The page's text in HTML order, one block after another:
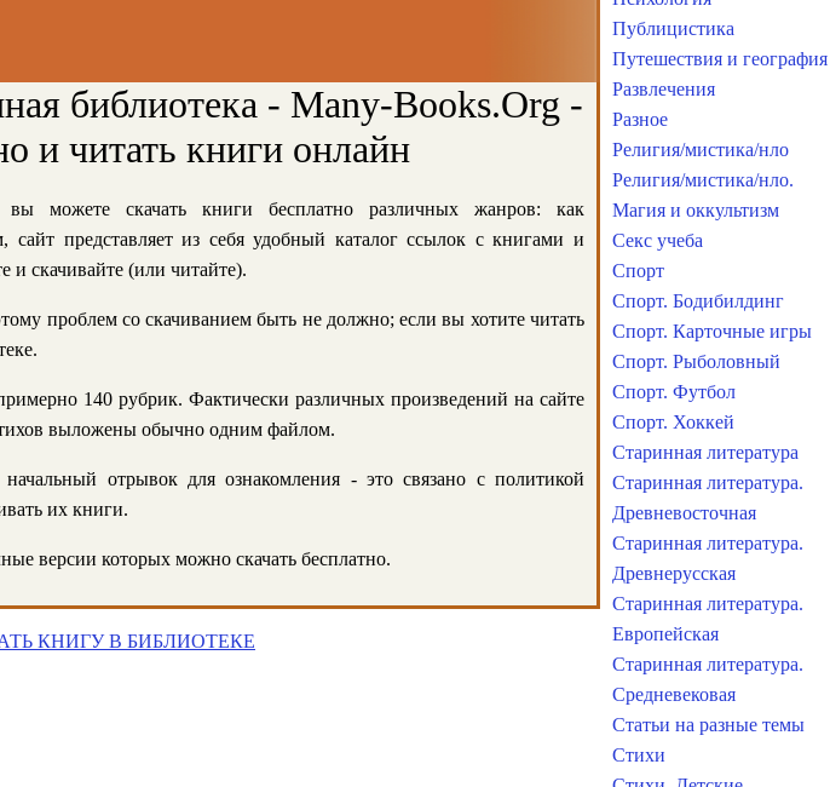
библиотека - Many-Books.Org -
и читать книги онлайн
можете скачать книги бесплатно различных жанров: как
представляет из себя удобный каталог ссылок с книгами и
и скачивайте (или читайте).
проблем со скачиванием быть не должно; если вы хотите читать
140 рубрик. Фактически различных произведений на сайте
выложены обычно одним файлом.
отрывок для ознакомления - это связано с политикой
их книги.
версии которых можно скачать бесплатно.
КНИГУ В БИБЛИОТЕКЕ
Публицистика
Путешествия и география
Развлечения
Разное
Религия/мистика/нло
Религия/мистика/нло.
Магия и оккультизм
Секс учеба
Спорт
Спорт. Бодибилдинг
Спорт. Карточные игры
Спорт. Рыболовный
Спорт. Футбол
Спорт. Хоккей
Старинная литература
Старинная литература.
Древневосточная
Старинная литература.
Древнерусская
Старинная литература.
Европейская
Старинная литература.
Средневековая
Статьи на разные темы
Стихи